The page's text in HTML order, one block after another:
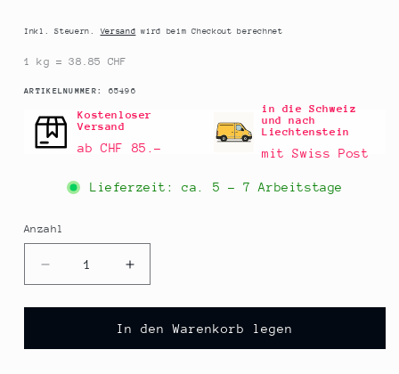
Inkl. Steuern.Versand wird beim Checkout berechnet
1 kg = 38.85 CHF
ARTIKELNUMMER: SKU:
65496
Kostenloser
Versand
ab CHF 85.–
in die Schweiz
und nach
Liechtenstein
mit Swiss Post
Lieferzeit: ca. 5 - 7 Arbeitstage
Anzahl
Anzahl
Verringere
die
Menge
Chili
Erhöhe
die
Menge
für
Chili
In den Warenkorb legen